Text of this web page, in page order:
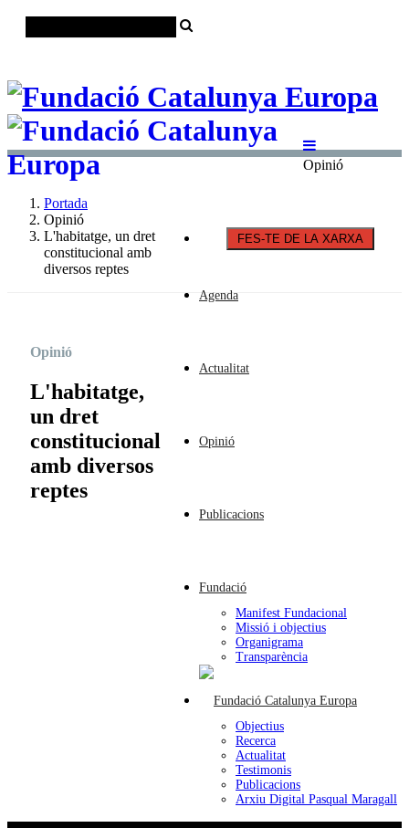
FES-TE DE LA XARXA
Agenda
Actualitat
Opinió
Publicacions
Fundació
Manifest Fundacional
Missió i objectius
Organigrama
Transparència
Objectius
Recerca
Actualitat
Testimonis
Publicacions
Arxiu Digital Pasqual Maragall
Opinió
Portada
Opinió
L'habitatge, un dret
constitucional amb
diversos reptes
Opinió
L'habitatge,
un dret
constitucional
amb diversos
reptes